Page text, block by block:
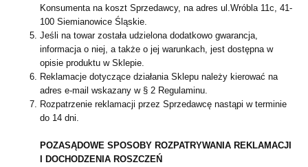
Konsumenta na koszt Sprzedawcy, na adres ul.Wróbla 11c, 41-
100 Siemianowice Śląskie.
Jeśli na towar została udzielona dodatkowo gwarancja,
informacja o niej, a także o jej warunkach, jest dostępna w
opisie produktu w Sklepie.
Reklamacje dotyczące działania Sklepu należy kierować na
adres e-mail wskazany w § 2 Regulaminu.
Rozpatrzenie reklamacji przez Sprzedawcę nastąpi w terminie
do 14 dni.
POZASĄDOWE SPOSOBY ROZPATRYWANIA REKLAMACJI
I DOCHODZENIA ROSZCZEŃ